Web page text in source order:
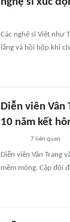
Các nghệ sĩ Việt như
lắng và hồi hộp khi
Diễn viên Vân
10 năm kết
7liên quan
Diễn viên Vân Trang
mềm mỏng. Cặp đôi